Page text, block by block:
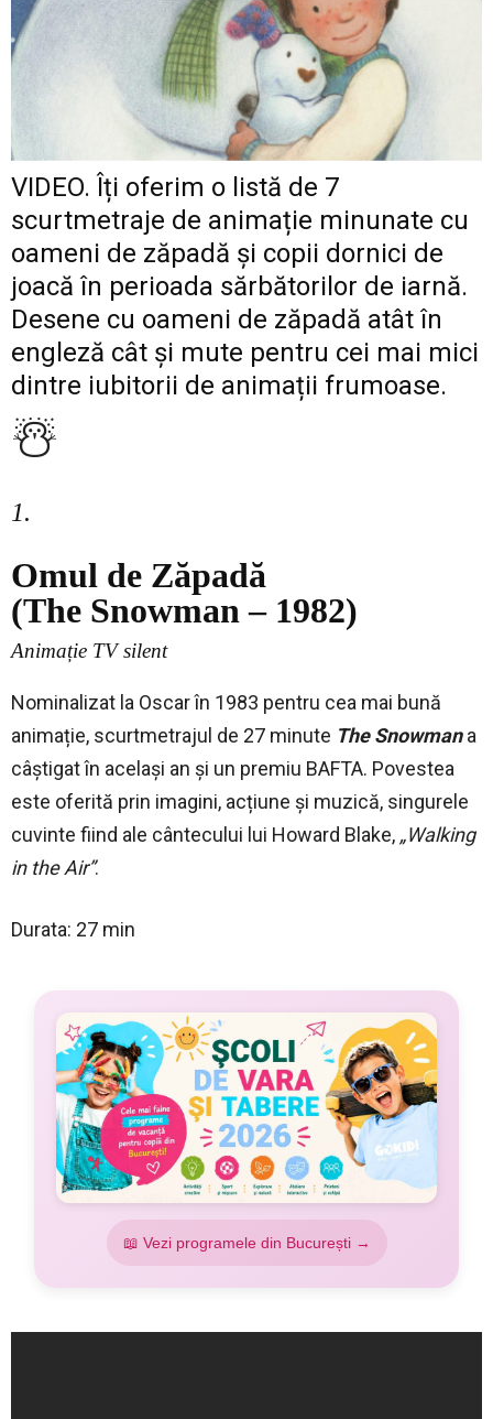
VIDEO. Îți oferim o listă de 7
scurtmetraje de animație minunate cu
oameni de zăpadă și copii dornici de
joacă în perioada sărbătorilor de iarnă.
Desene cu oameni de zăpadă atât în
engleză cât și mute pentru cei mai mici
dintre iubitorii de animații frumoase.
☃️
1.
Omul de Zăpadă
(The Snowman – 1982)
Animație TV silent
Nominalizat la Oscar în 1983 pentru cea mai bună
animație, scurtmetrajul de 27 minute The Snowmana
câștigat în același an și un premiu BAFTA. Povestea
este oferită prin imagini, acțiune și muzică, singurele
cuvinte fiind ale cântecului lui Howard Blake, „Walking
in the Air”.
Durata: 27 min
📖 Vezi programele din București →